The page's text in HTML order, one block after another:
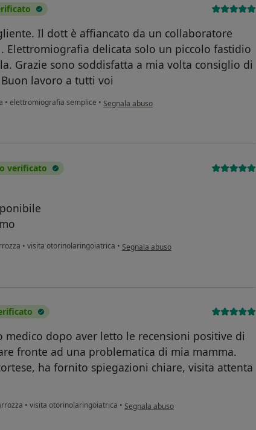
Il dott è affiancato da un collaboratore
Elettromiografia delicata solo un piccolo fastidio
Grazie sono soddisfatta a mia volta consiglio di
lavoro a tutti voi
• elettromiografia semplice • secondo l'opinione dell'utente C.S
Segnala abuso
verificato
• visita otorinolaringoiatrica • secondo l'opinione dell'utente Nicola
Segnala abuso
medico dopo aver letto le recensioni positive di
fronte ad una problematica di mia mamma.
ha fornito spiegazioni chiare, visita attenta
• visita otorinolaringoiatrica • secondo l'opinione dell'utente C.T.
Segnala abuso